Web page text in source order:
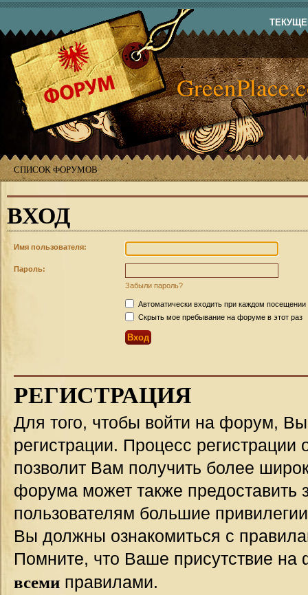
СПИСОК ФОРУМОВ
ВХОД
Имя пользователя:
Пароль:
Забыли пароль?
Автоматически входить при каждом посещении
Скрыть мое пребывание на форуме в этот раз
РЕГИСТРАЦИЯ
Для того, чтобы войти на форум,
регистрации. Процесс регистрации
позволит Вам получить более
форума может также предоставить
пользователям большие
Вы должны ознакомиться с
Помните, что Ваше присутствие на
всеми правилами.